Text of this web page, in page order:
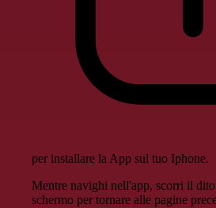
per installare la App sul tuo Iphone.
Mentre navighi nell'app, scorri il
schermo per tornare alle pagine